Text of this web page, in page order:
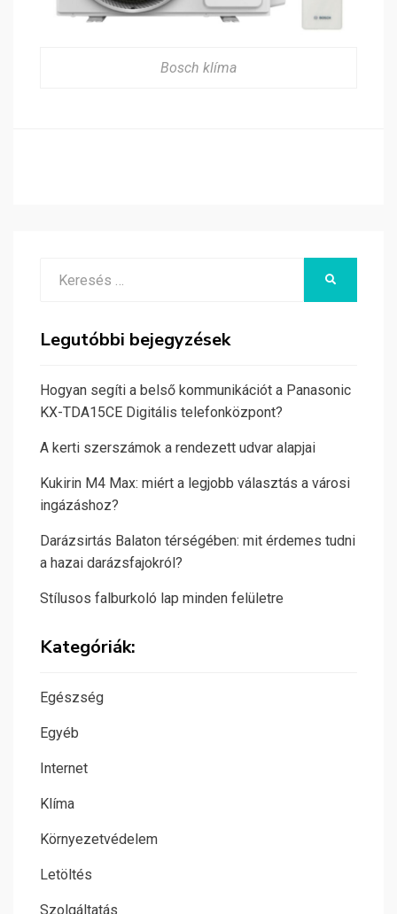
Bosch klíma
Legutóbbi bejegyzések
Hogyan segíti a belső kommunikációt a Panasonic
KX-TDA15CE Digitális telefonközpont?
A kerti szerszámok a rendezett udvar alapjai
Kukirin M4 Max: miért a legjobb választás a városi
ingázáshoz?
Darázsirtás Balaton térségében: mit érdemes tudni
a hazai darázsfajokról?
Stílusos falburkoló lap minden felületre
Kategóriák:
Egészség
Egyéb
Internet
Klíma
Környezetvédelem
Letöltés
Szolgáltatás